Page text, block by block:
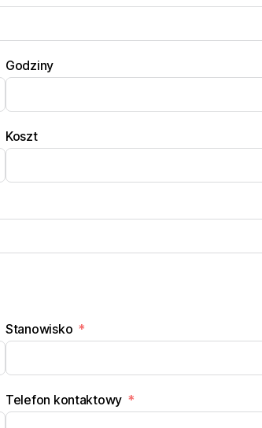
Godziny
Koszt
Stanowisko
Telefon kontaktowy